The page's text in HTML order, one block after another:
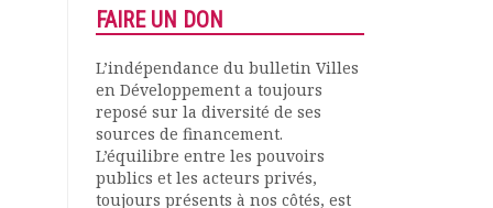
FAIRE UN DON
L’indépendance du bulletin Villes
en Développement a toujours
reposé sur la diversité de ses
sources de financement.
L’équilibre entre les pouvoirs
publics et les acteurs privés,
toujours présents à nos côtés, est